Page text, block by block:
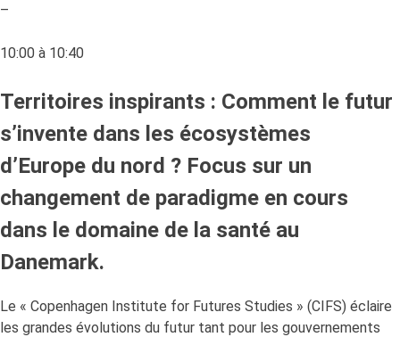
–
10:00 à 10:40
Territoires inspirants : Comment le futur
s’invente dans les écosystèmes
d’Europe du nord ? Focus sur un
changement de paradigme en cours
dans le domaine de la santé au
Danemark.
Le « Copenhagen Institute for Futures Studies » (CIFS) éclaire
les grandes évolutions du futur tant pour les gouvernements